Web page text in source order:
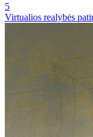
5
Virtualios realybės